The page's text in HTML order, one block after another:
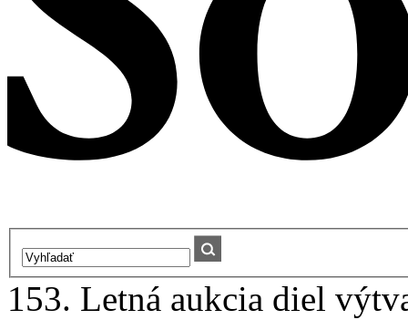
153. Letná aukcia diel